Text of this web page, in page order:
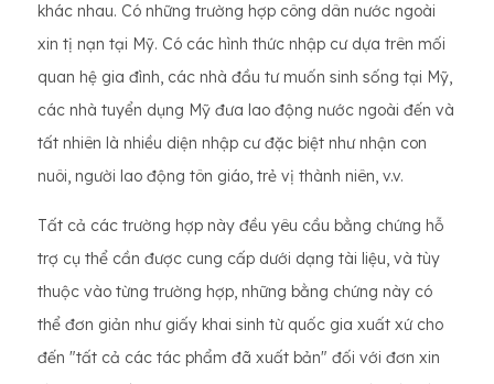
khác nhau. Có những trường hợp công dân nước ngoài
xin tị nạn tại Mỹ. Có các hình thức nhập cư dựa trên mối
quan hệ gia đình, các nhà đầu tư muốn sinh sống tại Mỹ,
các nhà tuyển dụng Mỹ đưa lao động nước ngoài đến và
tất nhiên là nhiều diện nhập cư đặc biệt như nhận con
nuôi, người lao động tôn giáo, trẻ vị thành niên, v.v.
Tất cả các trường hợp này đều yêu cầu bằng chứng hỗ
trợ cụ thể cần được cung cấp dưới dạng tài liệu, và tùy
thuộc vào từng trường hợp, những bằng chứng này có
thể đơn giản như giấy khai sinh từ quốc gia xuất xứ cho
đến "tất cả các tác phẩm đã xuất bản" đối với đơn xin